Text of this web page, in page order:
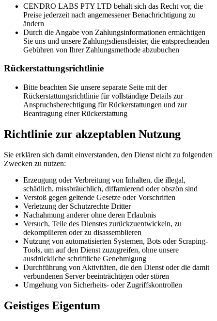
CENDRO LABS PTY LTD behält sich das Recht vor, die
Preise jederzeit nach angemessener Benachrichtigung zu
ändern
Durch die Angabe von Zahlungsinformationen ermächtigen
Sie uns und unsere Zahlungsdienstleister, die entsprechenden
Gebühren von Ihrer Zahlungsmethode abzubuchen
Rückerstattungsrichtlinie
Bitte beachten Sie unsere separate Seite mit der
Rückerstattungsrichtlinie für vollständige Details zur
Anspruchsberechtigung für Rückerstattungen und zur
Beantragung einer Rückerstattung
Richtlinie zur akzeptablen Nutzung
Sie erklären sich damit einverstanden, den Dienst nicht zu folgenden
Zwecken zu nutzen:
Erzeugung oder Verbreitung von Inhalten, die illegal,
schädlich, missbräuchlich, diffamierend oder obszön sind
Verstoß gegen geltende Gesetze oder Vorschriften
Verletzung der Schutzrechte Dritter
Nachahmung anderer ohne deren Erlaubnis
Versuch, Teile des Dienstes zurückzuentwickeln, zu
dekompilieren oder zu disassemblieren
Nutzung von automatisierten Systemen, Bots oder Scraping-
Tools, um auf den Dienst zuzugreifen, ohne unsere
ausdrückliche schriftliche Genehmigung
Durchführung von Aktivitäten, die den Dienst oder die damit
verbundenen Server beeinträchtigen oder stören
Umgehung von Sicherheits- oder Zugriffskontrollen
Geistiges Eigentum